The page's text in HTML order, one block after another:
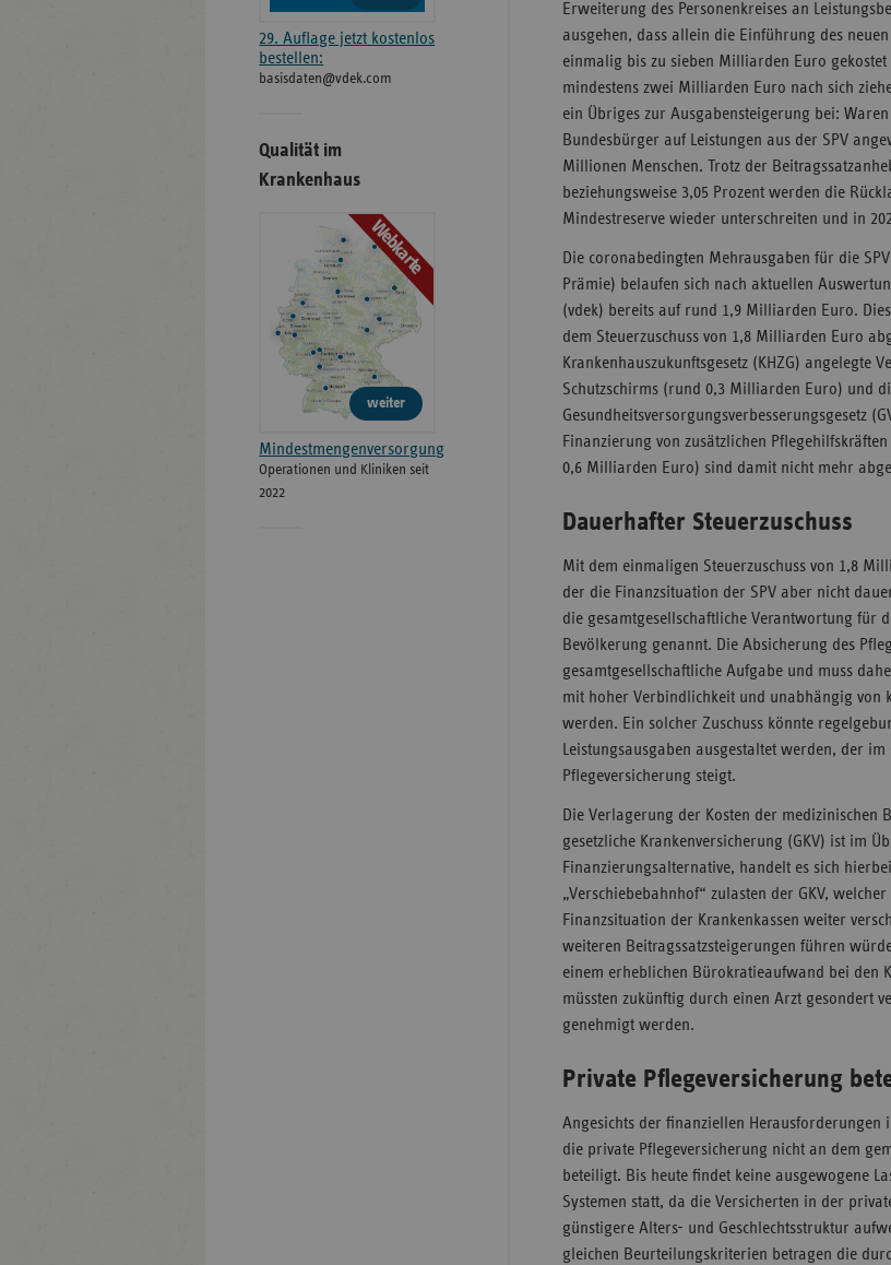
Erweiterung des Personenkreises an
ausgehen, dass allein die Einführung des
einmalig bis zu sieben Milliarden Euro
mindestens zwei Milliarden Euro nach sich
ein Übriges zur Ausgabensteigerung bei:
Bundesbürger auf Leistungen aus der SPV
Millionen Menschen. Trotz der
beziehungsweise 3,05 Prozent werden die
Mindestreserve wieder unterschreiten und in
Die coronabedingten Mehrausgaben für die
Prämie) belaufen sich nach aktuellen
(vdek) bereits auf rund 1,9 Milliarden Euro.
dem Steuerzuschuss von 1,8 Milliarden Euro
Krankenhauszukunftsgesetz (KHZG) angelegte
Schutzschirms (rund 0,3 Milliarden Euro) und
Gesundheitsversorgungsverbesserungsgesetz
Finanzierung von zusätzlichen
0,6 Milliarden Euro) sind damit nicht mehr
Dauerhafter Steuerzuschuss
Mit dem einmaligen Steuerzuschuss von 1,8
der die Finanzsituation der SPV aber nicht
die gesamtgesellschaftliche Verantwortung für
Bevölkerung genannt. Die Absicherung des
gesamtgesellschaftliche Aufgabe und muss
mit hoher Verbindlichkeit und unabhängig von
werden. Ein solcher Zuschuss könnte
Leistungsausgaben ausgestaltet werden, der
Pflegeversicherung steigt.
Die Verlagerung der Kosten der medizinischen
gesetzliche Krankenversicherung (GKV) ist im
Finanzierungsalternative, handelt es sich
„Verschiebebahnhof“ zulasten der GKV,
Finanzsituation der Krankenkassen weiter
weiteren Beitragssatzsteigerungen führen
einem erheblichen Bürokratieaufwand bei den
müssten zukünftig durch einen Arzt gesondert
genehmigt werden.
Private Pflegeversicherung
Angesichts der finanziellen
die private Pflegeversicherung nicht an dem
beteiligt. Bis heute findet keine ausgewogene
Systemen statt, da die Versicherten in der
günstigere Alters- und Geschlechtsstruktur
gleichen Beurteilungskriterien betragen die
29. Auflage jetzt kostenlos
bestellen:
basisdaten@vdek.com
Qualität im
Krankenhaus
Webkarte
weiter
Mindestmengenversorgung
Operationen und Kliniken seit
2022